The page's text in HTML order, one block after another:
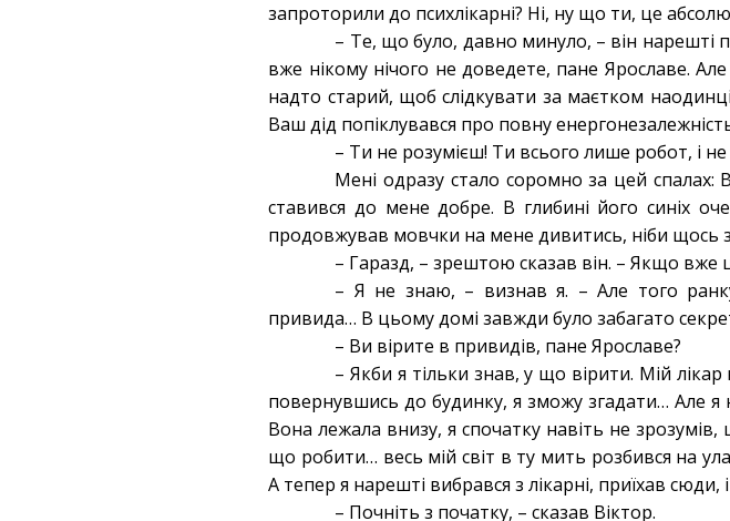
запроторили до психлікарні? Ні, ну що ти, це
– Те, що було, давно минуло, – він
вже нікому нічого не доведете, пане Ярославе.
надто старий, щоб слідкувати за маєтком
Ваш дід попіклувався про повну
– Ти не розумієш! Ти всього лише робот, і
Мені одразу стало соромно за цей
ставився до мене добре. В глибині його синіх
продовжував мовчки на мене дивитись, ніби щось
– Гаразд, – зрештою сказав він. – Якщо вже
– Я не знаю, – визнав я. – Але того
привида… В цьому домі завжди було забагато
– Ви вірите в привидів, пане Ярославе?
– Якби я тільки знав, у що вірити. Мій
повернувшись до будинку, я зможу згадати… Але
Вона лежала внизу, я спочатку навіть не
що робити… весь мій світ в ту мить розбився на
А тепер я нарешті вибрався з лікарні, приїхав сюди,
– Почніть з початку, – сказав Віктор.